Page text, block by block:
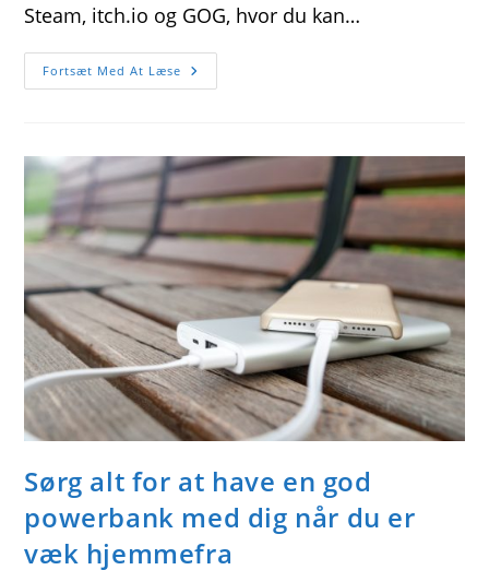
Steam, itch.io og GOG, hvor du kan…
Fortsæt Med At Læse Sådan
Finder
Som
Du
Kan
Spille
På
Din
Ældre
Gamer
Bærbar
Sørg alt for at have en god
powerbank med dig når du er
væk hjemmefra